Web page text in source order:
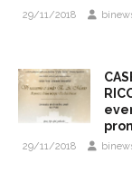
29/11/2018
29/11/2018